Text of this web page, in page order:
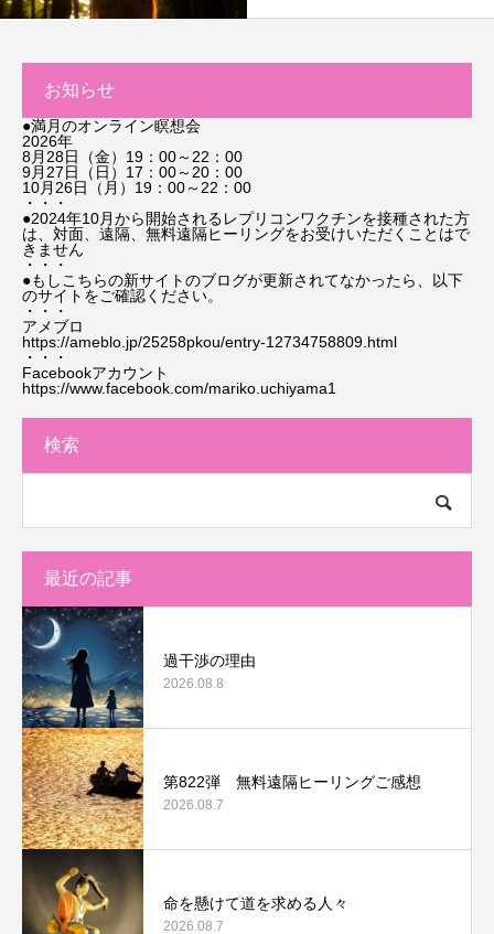
お知らせ
●満月のオンライン瞑想会
2026年
8月28日（金）19：00～22：00
9月27日（日）17：00～20：00
10月26日（月）19：00～22：00
・・・
●2024年10月から開始されるレプリコンワクチンを接種された方
は、対面、遠隔、無料遠隔ヒーリングをお受けいただくことはで
きません
・・・
●もしこちらの新サイトのブログが更新されてなかったら、以下
のサイトをご確認ください。
・・・
アメブロ
https://ameblo.jp/25258pkou/entry-12734758809.html
・・・
Facebookアカウント
https://www.facebook.com/mariko.uchiyama1
検索
最近の記事
過干渉の理由
2026.08.8
第822弾 無料遠隔ヒーリングご感想
2026.08.7
命を懸けて道を求める人々
2026.08.7